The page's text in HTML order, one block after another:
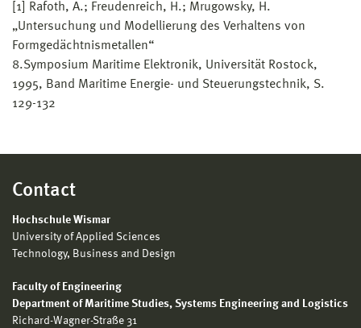
[1] Rafoth, A.; Freudenreich, H.; Mrugowsky, H.
„Untersuchung und Modellierung des Verhaltens von
Formgedächtnismetallen“
8.Symposium Maritime Elektronik, Universität Rostock,
1995, Band Maritime Energie- und Steuerungstechnik, S.
129-132
Contact
Hochschule Wismar
University of Applied Sciences
Technology, Business and Design
Faculty of Engineering
Department of Maritime Studies, Systems Engineering and Logistics
Richard-Wagner-Straße 31